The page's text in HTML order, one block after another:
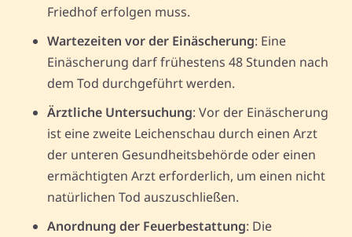
Friedhof erfolgen muss.
Wartezeiten vor der Einäscherung: Eine
Einäscherung darf frühestens 48 Stunden nach
dem Tod durchgeführt werden.
Ärztliche Untersuchung: Vor der Einäscherung
ist eine zweite Leichenschau durch einen Arzt
der unteren Gesundheitsbehörde oder einen
ermächtigten Arzt erforderlich, um einen nicht
natürlichen Tod auszuschließen.
Anordnung der Feuerbestattung: Die